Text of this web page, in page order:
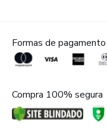
Formas de pagamento
Compra 100% segura